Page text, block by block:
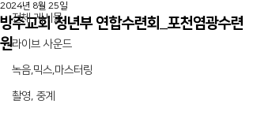
전체 게시물
라이브 사운드
녹음,믹스,마스터링
촬영, 중계
방주교회 청년부 연합수련회_포천염광수련
원
2024년 8월 25일